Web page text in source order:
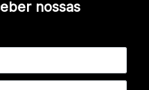
nossas